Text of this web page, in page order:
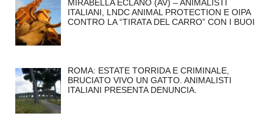
MIRABELLA ECLANO (AV) – ANIMALISTI
ITALIANI, LNDC ANIMAL PROTECTION E OIPA
CONTRO LA “TIRATA DEL CARRO” CON I BUOI
ROMA: ESTATE TORRIDA E CRIMINALE,
BRUCIATO VIVO UN GATTO. ANIMALISTI
ITALIANI PRESENTA DENUNCIA.